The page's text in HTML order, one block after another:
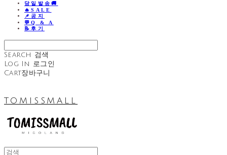
당일발송🚚
🔥SALE
📌공지
💬Q & A
📝후기
Search 검색
Log In 로그인
Cart장바구니
TOMISSMALL